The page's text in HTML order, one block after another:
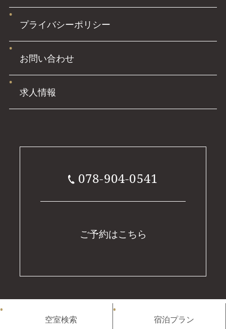
空室検索 宿泊プラン
プライバシーポリシー
お問い合わせ
求人情報
078-904-0541
ご予約はこちら
(C)ARIMA ROYAL HOTEL. All rights reserved.